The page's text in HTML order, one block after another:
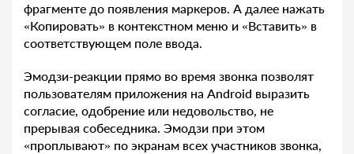
фрагменте до появления маркеров. А далее нажать
«Копировать» в контекстном меню и «Вставить» в
соответствующем поле ввода.
Эмодзи-реакции прямо во время звонка позволят
пользователям приложения на Android выразить
согласие, одобрение или недовольство, не
прерывая собеседника. Эмодзи при этом
«проплывают» по экранам всех участников звонка,